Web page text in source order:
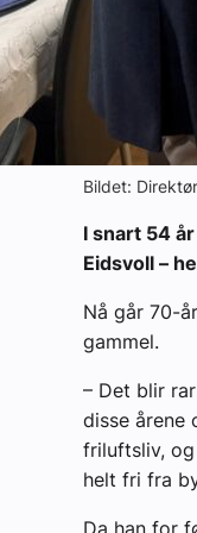
Bildet:
I snart 54
Eidsvoll –
Nå går 70-
gammel.
– Det blir
disse årene
friluftsliv, og
helt fri fra